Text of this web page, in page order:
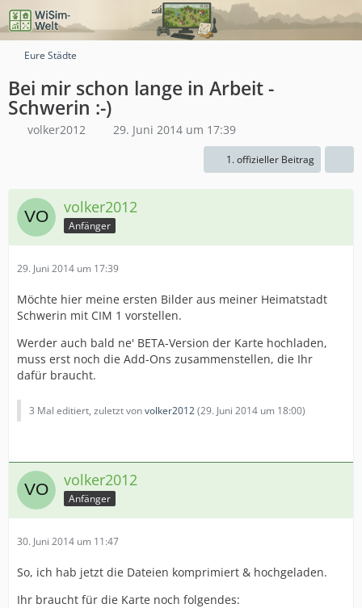
Eure Städte
Bei mir schon lange in Arbeit -
Schwerin :-)
volker2012 29. Juni 2014 um 17:39
1. offizieller Beitrag
volker2012
Anfänger
29. Juni 2014 um 17:39
Möchte hier meine ersten Bilder aus meiner Heimatstadt
Schwerin mit CIM 1 vorstellen.
Werder auch bald ne' BETA-Version der Karte hochladen,
muss erst noch die Add-Ons zusammenstellen, die Ihr
dafür braucht.
3 Mal editiert, zuletzt vonvolker2012(29. Juni 2014 um 18:00)
volker2012
Anfänger
30. Juni 2014 um 11:47
So, ich hab jetzt die Dateien komprimiert & hochgeladen.
Ihr braucht für die Karte noch folgendes: